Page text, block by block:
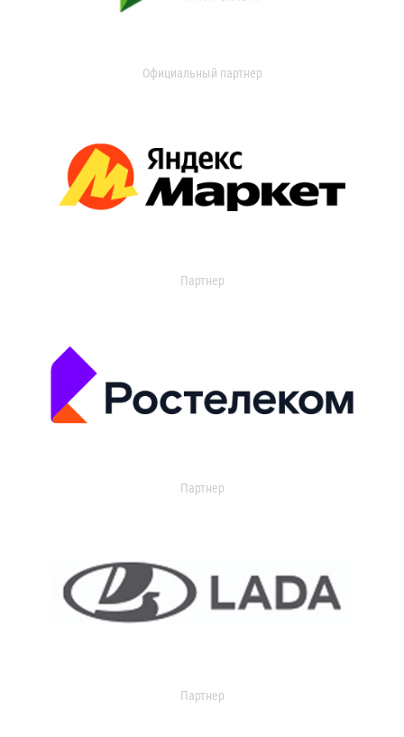
Официальный партнер
Партнер
Партнер
Партнер